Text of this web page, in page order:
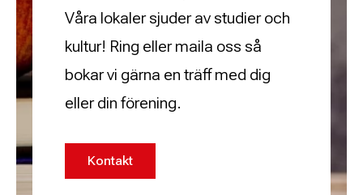
Våra lokaler sjuder av studier och
kultur! Ring eller maila oss så
bokar vi gärna en träff med dig
eller din förening.
Kontakt